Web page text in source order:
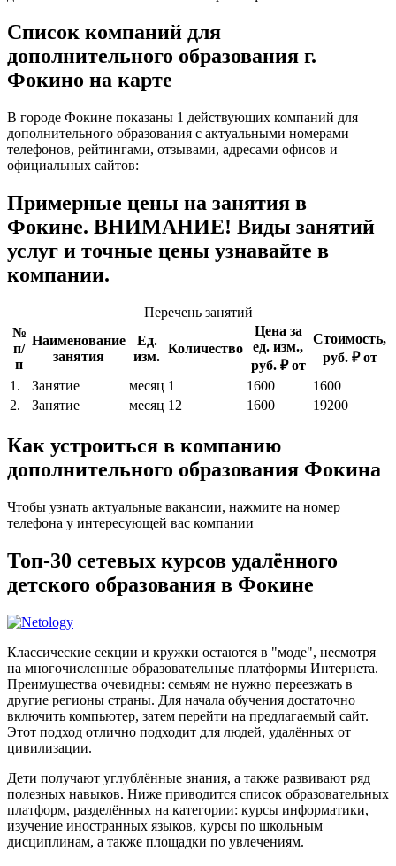
Список компаний для
дополнительного образования г.
Фокино на карте
В городе Фокине показаны 1 действующих компаний для
дополнительного образования с актуальными номерами
телефонов, рейтингами, отзывами, адресами офисов и
официальных сайтов:
Примерные цены на занятия в
Фокине. ВНИМАНИЕ! Виды занятий
услуг и точные цены узнавайте в
компании.
Перечень занятий
№
п/
п
Наименование
занятия
Ед.
изм.
Количество
Цена за
ед. изм.,
руб. ₽ от
Стоимость,
руб. ₽ от
1.
Занятие месяц 1 1600
1600
2.
Занятие месяц 12 1600 19200
Как устроиться в компанию
дополнительного образования Фокина
Чтобы узнать актуальные вакансии, нажмите на номер
телефона у интересующей вас компании
Топ-30 сетевых курсов удалённого
детского образования в Фокине
Классические секции и кружки остаются в "моде", несмотря
на многочисленные образовательные платформы Интернета.
Преимущества очевидны: семьям не нужно переезжать в
другие регионы страны. Для начала обучения достаточно
включить компьютер, затем перейти на предлагаемый сайт.
Этот подход отлично подходит для людей, удалённых от
цивилизации.
Дети получают углублённые знания, а также развивают ряд
полезных навыков. Ниже приводится список образовательных
платформ, разделённых на категории: курсы информатики,
изучение иностранных языков, курсы по школьным
дисциплинам, а также площадки по увлечениям.